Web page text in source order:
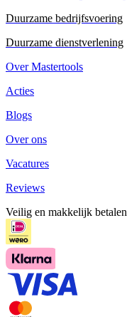
Duurzame bedrijfsvoering
Duurzame dienstverlening
Over Mastertools
Acties
Blogs
Over ons
Vacatures
Reviews
Veilig en makkelijk betalen